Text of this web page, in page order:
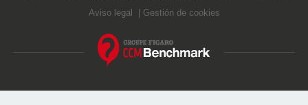
Aviso legal
Gestión de cookies